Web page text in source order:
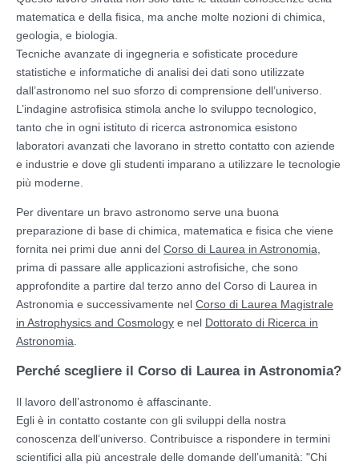
matematica e della fisica, ma anche molte nozioni di chimica,
geologia, e biologia.
Tecniche avanzate di ingegneria e sofisticate procedure
statistiche e informatiche di analisi dei dati sono utilizzate
dall’astronomo nel suo sforzo di comprensione dell’universo.
L’indagine astrofisica stimola anche lo sviluppo tecnologico,
tanto che in ogni istituto di ricerca astronomica esistono
laboratori avanzati che lavorano in stretto contatto con aziende
e industrie e dove gli studenti imparano a utilizzare le tecnologie
più moderne.
Per diventare un bravo astronomo serve una buona
preparazione di base di chimica, matematica e fisica che viene
fornita nei primi due anni del Corso di Laurea in Astronomia
prima di passare alle applicazioni astrofisiche, che sono
approfondite a partire dal terzo anno del Corso di Laurea in
Astronomia e successivamente nel Corso di Laurea Magistrale
in Astrophysics and Cosmology e nel Dottorato di Ricerca in
Astronomia
Perché scegliere il Corso di Laurea in Astronomia?
Il lavoro dell’astronomo è affascinante.
Egli è in contatto costante con gli sviluppi della nostra
conoscenza dell’universo. Contribuisce a rispondere in termini
scientifici alla più ancestrale delle domande dell’umanità: "Chi